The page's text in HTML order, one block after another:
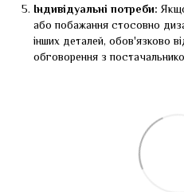
Індивідуальні потреби:
або побажання стосовно
інших деталей, обов'язково
обговорення з